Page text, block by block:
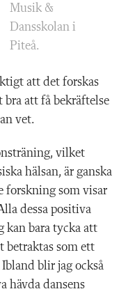
Musik &
Dansskolan i
Piteå.
att det forskas
bra att få bekräftelse
vet.
vilket
hälsan, är ganska
forskning som visar
dessa positiva
kan bara tycka att
betraktas som ett
blir jag också
hävda dansens